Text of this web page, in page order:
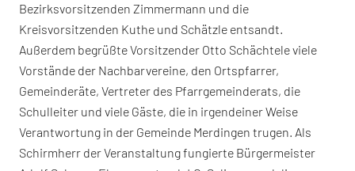
Bezirksvorsitzenden Zimmermann und die
Kreisvorsitzenden Kuthe und Schätzle entsandt.
Außerdem begrüßte Vorsitzender Otto Schächtele viele
Vorstände der Nachbarvereine, den Ortspfarrer,
Gemeinderäte, Vertreter des Pfarrgemeinderats, die
Schulleiter und viele Gäste, die in irgendeiner Weise
Verantwortung in der Gemeinde Merdingen trugen. Als
Schirmherr der Veranstaltung fungierte Bürgermeister